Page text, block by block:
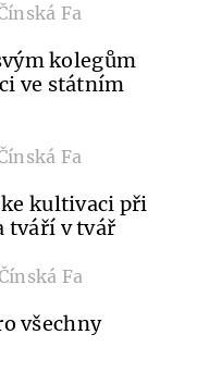
Fa
kolegům
ve státním
Fa
kultivaci při
tváří v tvář
Fa
všechny